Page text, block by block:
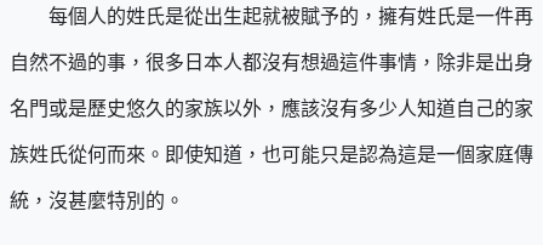
每個人的姓氏是從出生起就被賦予的，擁有姓氏是一件再
自然不過的事，很多日本人都沒有想過這件事情，除非是出身
名門或是歷史悠久的家族以外，應該沒有多少人知道自己的家
族姓氏從何而來。即使知道，也可能只是認為這是一個家庭傳
統，沒甚麼特別的。